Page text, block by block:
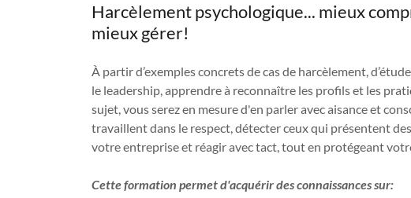
Harcèlement psychologique... mieux
mieux gérer!
À partir d’exemples concrets de cas de harcèlement,
le leadership, apprendre à reconnaître les profils et les
sujet, vous serez en mesure d'en parler avec aisance et
travaillent dans le respect, détecter ceux qui présentent
votre entreprise et réagir avec tact, tout en protégeant
Cette formation permet d'acquérir des connaissances sur: